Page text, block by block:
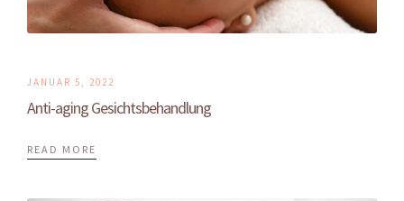
JANUAR 5, 2022
Anti-aging Gesichtsbehandlung
READ MORE